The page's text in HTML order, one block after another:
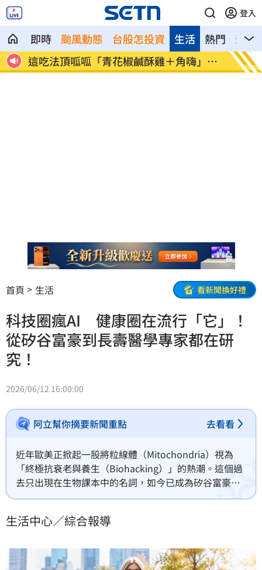
登入
即時 颱風動態 台股怎投資 熱門 影音
生活
鎮
這吃法頂呱呱「青花椒鹹酥雞＋角嗨」開
賣
韓股
首頁 生活 看新聞換好禮
科技圈瘋AI 健康圈在流行「它」！
從矽谷富豪到長壽醫學專家都在研
究！
2026/06/12 16:00:00
阿立幫你摘要新聞重點 去看看
近年歐美正掀起一股將粒線體（Mitochondria）視為
「終極抗衰老與養生（Biohacking）」的熱潮。這個過
去只出現在生物課本中的名詞，如今已成為矽谷富豪、
長壽醫學專家與健康產業最熱門的研究焦點之一。
生活中心／綜合報導